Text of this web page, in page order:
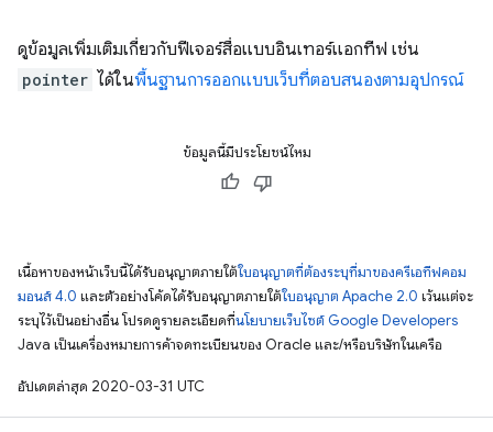
ดูข้อมูลเพิ่มเติมเกี่ยวกับฟีเจอร์สื่อแบบอินเทอร์แอกทีฟ เช่น
pointer ได้ในพื้นฐานการออกแบบเว็บที่ตอบสนองตามอุปกรณ์
ข้อมูลนี้มีประโยชน์ไหม
เนื้อหาของหน้าเว็บนี้ได้รับอนุญาตภายใต้ใบอนุญาตที่ต้องระบุที่มาของครีเอทีฟคอม
มอนส์ 4.0 และตัวอย่างโค้ดได้รับอนุญาตภายใต้ใบอนุญาต Apache 2.0 เว้นแต่จะ
ระบุไว้เป็นอย่างอื่น โปรดดูรายละเอียดที่นโยบายเว็บไซต์ Google Developers
Java เป็นเครื่องหมายการค้าจดทะเบียนของ Oracle และ/หรือบริษัทในเครือ
อัปเดตล่าสุด 2020-03-31 UTC